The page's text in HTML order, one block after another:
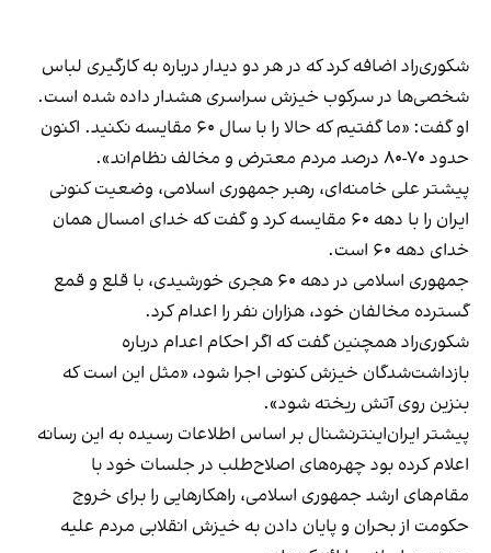
شکوری‌راد اضافه کرد که در هر دو دیدار درباره به کارگیری لباس
شخصی‌ها در سرکوب خیزش سراسری هشدار داده شده است.
او گفت: «ما گفتیم که حالا را با سال ۶۰ مقایسه نکنید. اکنون
حدود ۷۰-۸۰ درصد مردم معترض و مخالف نظام‌اند».
پیشتر علی خامنه‌ای، رهبر جمهوری اسلامی، وضعیت کنونی
ایران را با دهه ۶۰ مقایسه کرد و گفت که خدای امسال همان
خدای دهه ۶۰ است.
جمهوری اسلامی در دهه ۶۰ هجری خورشیدی، با قلع و قمع
گسترده مخالفان خود، هزاران نفر را اعدام کرد.
شکوری‌راد همچنین گفت که اگر احکام اعدام درباره
بازداشت‌شدگان خیزش کنونی اجرا شود، «مثل این است که
بنزین روی آتش ریخته شود».
پیشتر ایران‌اینترنشنال بر اساس اطلاعات رسیده به این رسانه
اعلام کرده بود چهره‌های اصلاح‌طلب در جلسات خود با
مقام‌های ارشد جمهوری اسلامی، راهکارهایی را برای خروج
حکومت از بحران و پایان دادن به خیزش انقلابی مردم علیه